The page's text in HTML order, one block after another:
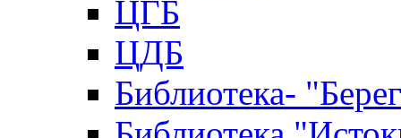
ЦГБ
ЦДБ
Библиотека-